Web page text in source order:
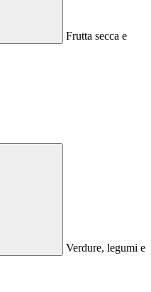
Frutta secca e
Verdure, legumi e